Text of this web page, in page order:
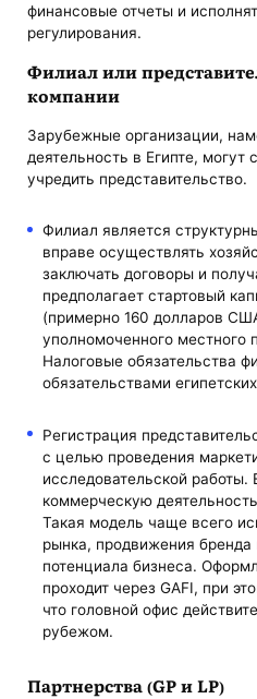
финансовые отчеты и
регулирования.
Филиал или
компании
Зарубежные организации,
деятельность в Египте, могут
учредить представительство.
Филиал является
вправе осуществлять
заключать договоры и
предполагает стартовый
(примерно 160 долларов
уполномоченного местного
Налоговые обязательства
обязательствами
Регистрация
с целью проведения
исследовательской
коммерческую
Такая модель чаще всего
рынка, продвижения бренда
потенциала бизнеса.
проходит через GAFI, при
что головной офис
рубежом.
Партнерства (GP и LP)